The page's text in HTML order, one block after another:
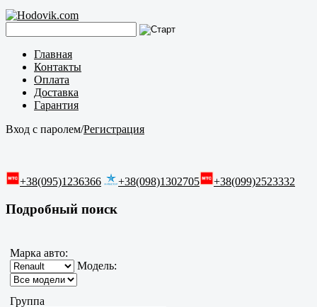
Главная
Контакты
Оплата
Доставка
Гарантия
Вход с паролем/Регистрация
+38(095)1236366 +38(098)1302705 +38(099)2523332
Подробный поиск
Марка авто:
Модель:
Группа